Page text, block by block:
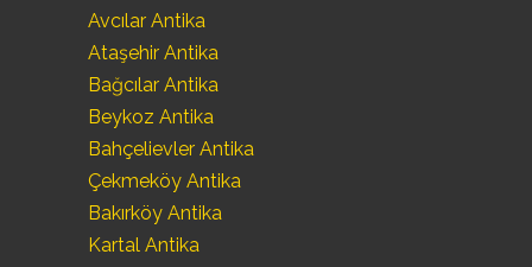
Avcılar Antika
Ataşehir Antika
Bağcılar Antika
Beykoz Antika
Bahçelievler Antika
Çekmeköy Antika
Bakırköy Antika
Kartal Antika